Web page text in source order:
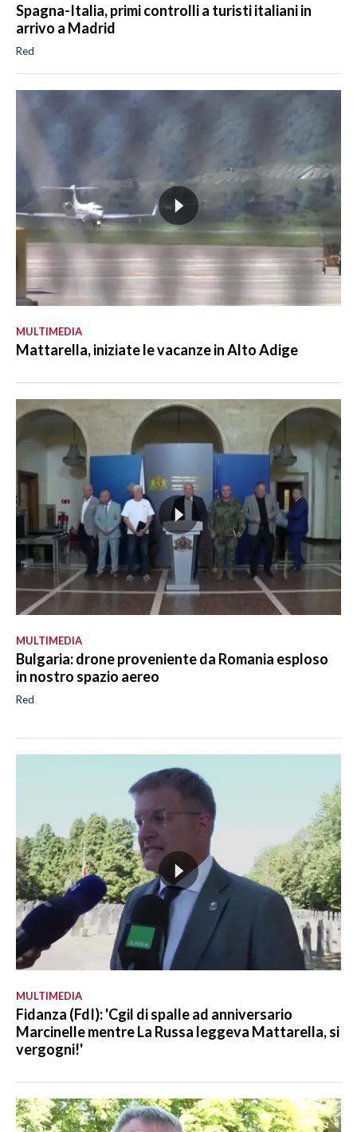
Spagna-Italia, primi controlli a turisti italiani in
arrivo a Madrid
Red
MULTIMEDIA
Mattarella, iniziate le vacanze in Alto Adige
MULTIMEDIA
Bulgaria: drone proveniente da Romania esploso
in nostro spazio aereo
Red
MULTIMEDIA
Fidanza (FdI): 'Cgil di spalle ad anniversario
Marcinelle mentre La Russa leggeva Mattarella, si
vergogni!'